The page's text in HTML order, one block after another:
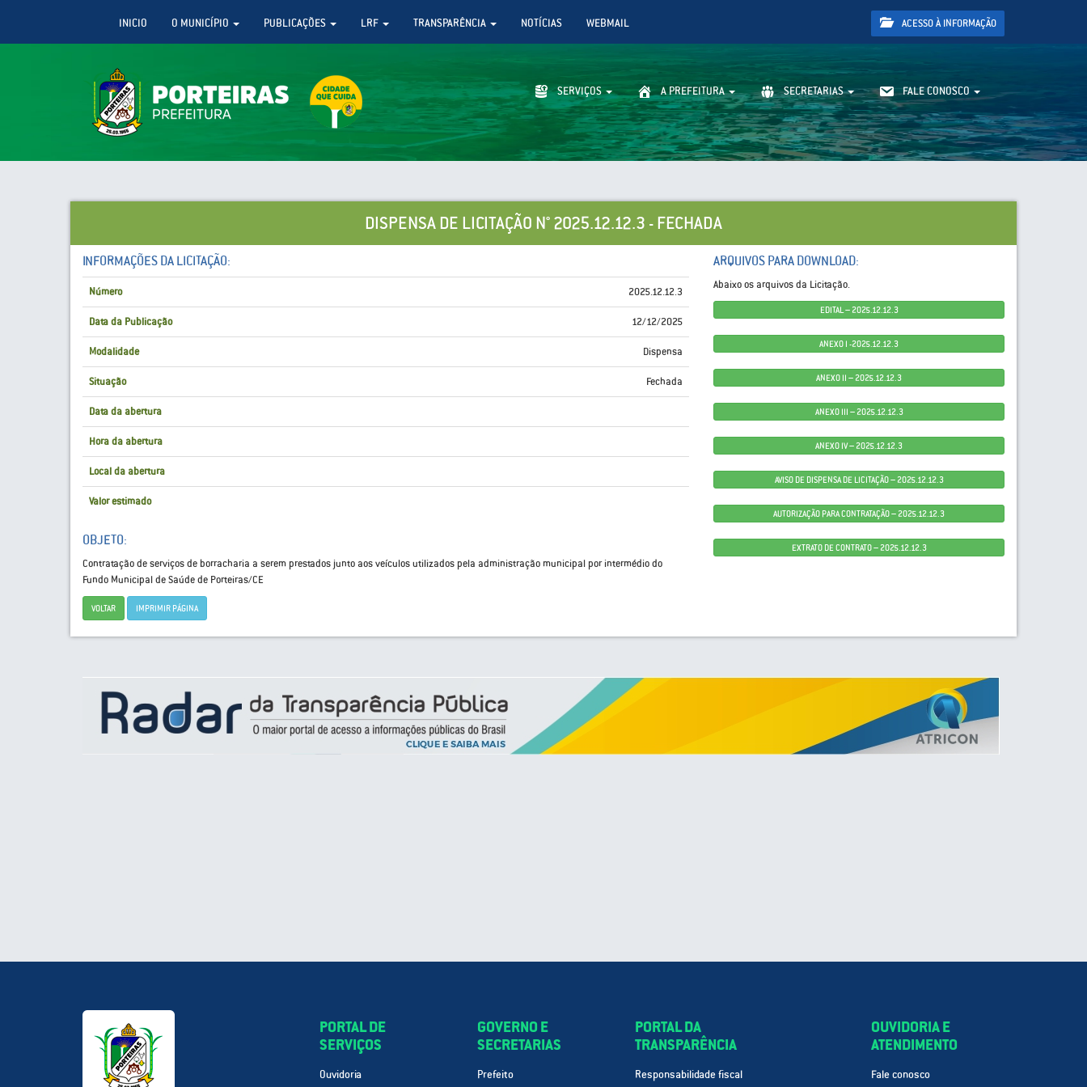
INICIO O MUNICÍPIO PUBLICAÇÕES LRF TRANSPARÊNCIA NOTÍCIAS WEBMAIL ACESSO À INFORMAÇÃO
SERVIÇOS A PREFEITURA SECRETARIAS FALE CONOSCO
DISPENSA DE LICITAÇÃO N° 2025.12.12.3 - FECHADA
INFORMAÇÕES DA LICITAÇÃO:
Número 2025.12.12.3
Data da Publicação 12/12/2025
Modalidade Dispensa
Situação Fechada
Data da abertura
Hora da abertura
Local da abertura
Valor estimado
OBJETO:
Contratação de serviços de borracharia a serem prestados junto aos veículos utilizados pela administração municipal por intermédio do
Fundo Municipal de Saúde de Porteiras/CE
VOLTAR IMPRIMIR PÁGINA
ARQUIVOS PARA DOWNLOAD:
Abaixo os arquivos da Licitação.
EDITAL – 2025.12.12.3
ANEXO I -2025.12.12.3
ANEXO II – 2025.12.12.3
ANEXO III – 2025.12.12.3
ANEXO IV – 2025.12.12.3
AVISO DE DISPENSA DE LICITAÇÃO – 2025.12.12.3
AUTORIZAÇÃO PARA CONTRATAÇÃO – 2025.12.12.3
EXTRATO DE CONTRATO – 2025.12.12.3
PORTAL DE
SERVIÇOS
Ouvidoria
GOVERNO E
SECRETARIAS
Prefeito
PORTAL DA
TRANSPARÊNCIA
Responsabilidade fiscal
OUVIDORIA E
ATENDIMENTO
Fale conosco